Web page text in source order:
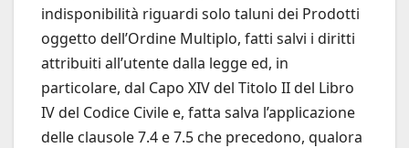
indisponibilità riguardi solo taluni dei Prodotti
oggetto dell’Ordine Multiplo, fatti salvi i diritti
attribuiti all’utente dalla legge ed, in
particolare, dal Capo XIV del Titolo II del Libro
IV del Codice Civile e, fatta salva l’applicazione
delle clausole 7.4 e 7.5 che precedono, qualora